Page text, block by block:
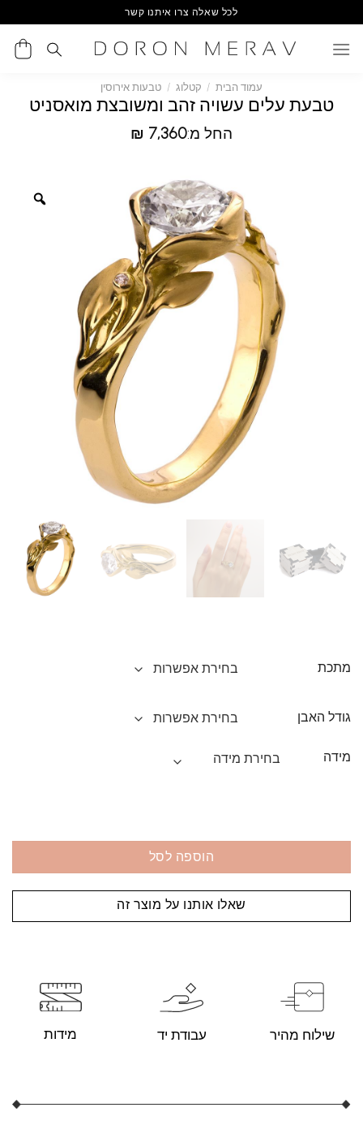
to
content
לכל שאלה צרו איתנו קשר
עמוד הבית / קטלוג / טבעות אירוסין
טבעת עלים עשויה זהב ומשובצת מואסניט
החל מ: ₪ 7,360
מתכת
גודל האבן
מידה
הוספה לסל
שאלו אותנו על מוצר זה
שילוח מהיר עבודת יד מידות